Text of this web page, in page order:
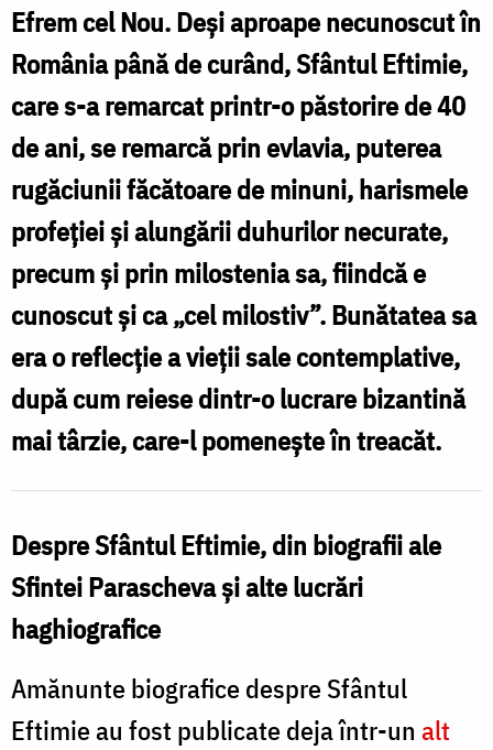
Efrem cel Nou. Deși aproape necunoscut în
România până de curând, Sfântul Eftimie,
care s-a remarcat printr-o păstorire de 40
de ani, se remarcă prin evlavia, puterea
rugăciunii făcătoare de minuni, harismele
profeției și alungării duhurilor necurate,
precum și prin milostenia sa, fiindcă e
cunoscut și ca „cel milostiv”. Bunătatea sa
era o reflecție a vieții sale contemplative,
după cum reiese dintr-o lucrare bizantină
mai târzie, care-l pomenește în treacăt.
Despre Sfântul Eftimie, din biografii ale
Sfintei Parascheva și alte lucrări
haghiografice
Amănunte biografice despre Sfântul
Eftimie au fost publicate deja într-un alt